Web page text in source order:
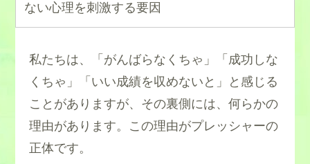
ない心理を刺激する要因
私たちは、「がんばらなくちゃ」「成功しな
くちゃ」「いい成績を収めないと」と感じる
ことがありますが、その裏側には、何らかの
理由があります。この理由がプレッシャーの
正体です。